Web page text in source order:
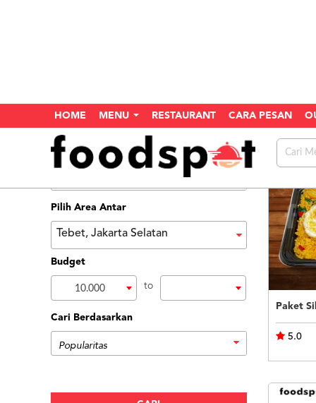
HOME MENU RESTAURANT CARA PESAN
Home Search
Menu
Pilih Area Antar
Tebet, Jakarta Selatan
Budget
10.000 to
Cari Berdasarkan
5.0